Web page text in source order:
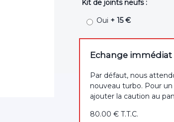
Kit de joints neufs :
Oui + 15 €
Echange immédiat
Par défaut, nous
nouveau turbo. Pour
ajouter la caution au
80.00 € T.T.C.